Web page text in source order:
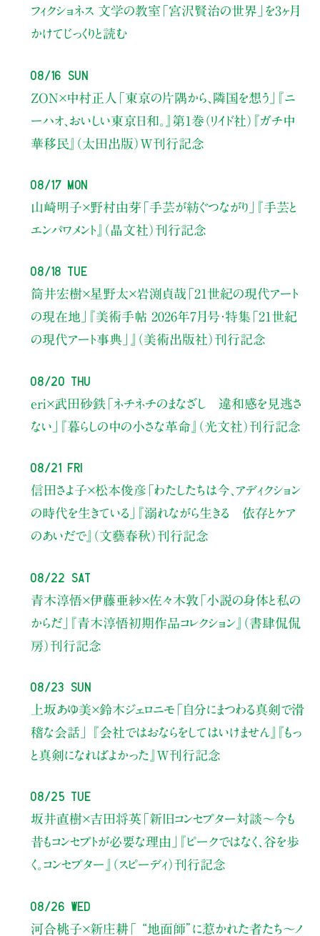
フィクショネス 文学の教室 「宮沢賢治の世界」を3ヶ月
かけてじっくりと読む
08/16 Sun
ZON×中村正人 「東京の片隅から、隣国を想う」
『ニ
ーハオ、おいしい東京日和。』第1巻（リイド社） 『ガチ中
華移民』（太田出版）W刊行記念
08/17 Mon
山崎明子×野村由芽 「手芸が紡ぐつながり」
『手芸と
エンパワメント』（晶文社）刊行記念
08/18 Tue
筒井宏樹×星野太×岩渕貞哉 「21世紀の現代アート
の現在地」
『美術手帖 2026年7月号・特集「21世紀
の現代アート事典」』（美術出版社）刊行記念
08/20 Thu
eri×武田砂鉄「ネチネチのまなざし 違和感を見逃さ
ない」
『暮らしの中の小さな革命』（光文社）刊行記念
08/21 Fri
信田さよ子×松本俊彦 「わたしたちは今、アディクション
の時代を生きている」
『溺れながら生きる 依存とケア
のあいだで』（文藝春秋）刊行記念
08/22 Sat
青木淳悟×伊藤亜紗×佐々木敦 「小説の身体と私の
からだ」
『青木淳悟初期作品コレクション』（書肆侃侃
房）刊行記念
08/23 Sun
上坂あゆ美×鈴木ジェロニモ 「自分にまつわる真剣で滑
稽な会話」
『会社ではおならをしてはいけません』『もっ
と真剣になればよかった』W刊行記念
08/25 Tue
坂井直樹×吉田将英「新旧コンセプター対談～今も
昔もコンセプトが必要な理由」
『ピークではなく、谷を歩
く。コンセプター』（スピーディ）刊行記念
08/26 Wed
河合桃子×新庄耕「 “地面師”に惹かれた者たち〜ノ